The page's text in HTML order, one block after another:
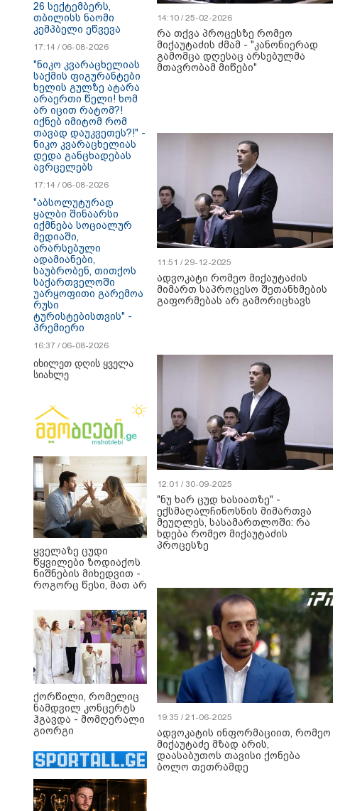
14:10 / 25-02-2026
რა თქვა პროცესზე რომეო
მიქაუტაძის ძმამ - "კანონიერად
გამომცა დღესაც არსებულმა
მთავრობამ მიწები"
11:51 / 29-12-2025
ადვოკატი რომეო მიქაუტაძის
მიმართ საპროცესო შეთანხმების
გაფორმებას არ გამორიცხავს
12:01 / 30-09-2025
"ნუ ხარ ცუდ ხასიათზე" -
ექსმაღალჩინოსნის მიმართვა
მეუღლეს, სასამართლოში: რა
ხდება რომეო მიქაუტაძის
პროცესზე
19:35 / 21-06-2025
ადვოკატის ინფორმაციით, რომეო
მიქაუტაძე მზად არის,
დაასაბუთოს თავისი ქონება
ბოლო თეთრამდე
26 სექტემბერს,
თბილისს ნაომი
კემპბელი ეწვევა
17:14 / 06-08-2026
"ნიკო კვარაცხელიას
საქმის ფიგურანტები
ხელის გულზე ატარა
არაერთი წელი! ხომ
არ იცით რატომ?!
იქნებ იმიტომ რომ
თავად დაუკვეთეს?!" -
ნიკო კვარაცხელიას
დედა განცხადებას
ავრცელებს
17:14 / 06-08-2026
"აბსოლუტურად
ყალბი შინაარსი
იქმნება სოციალურ
მედიაში,
არარსებული
ადამიანები,
საუბრობენ, თითქოს
საქართველოში
უარყოფითი გარემოა
რუსი
ტურისტებისთვის" -
პრემიერი
16:37 / 06-08-2026
იხილეთ დღის ყველა
სიახლე
ყველაზე ცუდი
წყვილები ზოდიაქოს
ნიშნების მიხედვით -
როგორც წესი, მათ არ
ურთიერთობა
ქორწილი, რომელიც
ნამდვილ კონცერტს
ჰგავდა - მომღერალი
გიორგი
დაქორწინდა (ვიდეო)